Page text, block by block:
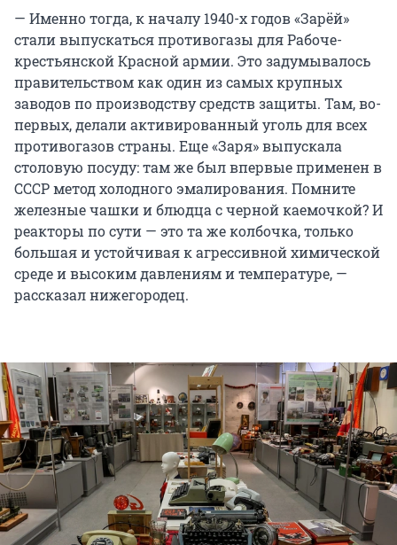
— Именно тогда, к началу 1940-х годов «Зарёй»
стали выпускаться противогазы для Рабоче-
крестьянской Красной армии. Это задумывалось
правительством как один из самых крупных
заводов по производству средств защиты. Там, во-
первых, делали активированный уголь для всех
противогазов страны. Еще «Заря» выпускала
столовую посуду: там же был впервые применен в
СССР метод холодного эмалирования. Помните
железные чашки и блюдца с черной каемочкой? И
реакторы по сути — это та же колбочка, только
большая и устойчивая к агрессивной химической
среде и высоким давлениям и температуре, —
рассказал нижегородец.